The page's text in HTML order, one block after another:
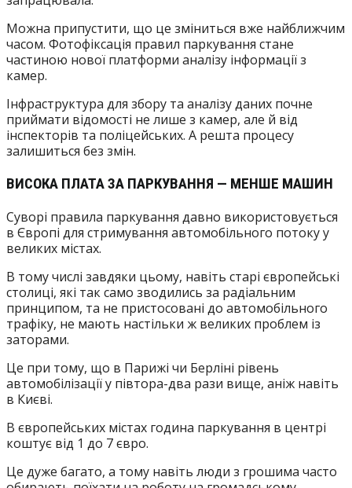
Можна припустити, що це зміниться вже найближчим
часом. Фотофіксація правил паркування стане
частиною нової платформи аналізу інформації з
камер.
Інфраструктура для збору та аналізу даних почне
приймати відомості не лише з камер, але й від
інспекторів та поліцейських. А решта процесу
залишиться без змін.
ВИСОКА ПЛАТА ЗА ПАРКУВАННЯ — МЕНШЕ МАШИН
Суворі правила паркування давно використовується
в Європі для стримування автомобільного потоку у
великих містах.
В тому числі завдяки цьому, навіть старі європейські
столиці, які так само зводились за радіальним
принципом, та не пристосовані до автомобільного
трафіку, не мають настільки ж великих проблем із
заторами.
Це при тому, що в Парижі чи Берліні рівень
автомобілізації у півтора-два рази вище, аніж навіть
в Києві.
В європейських містах година паркування в центрі
коштує від 1 до 7 євро.
Це дуже багато, а тому навіть люди з грошима часто